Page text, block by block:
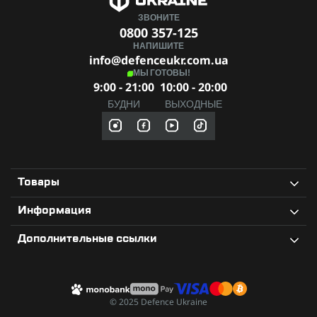
ЗВОНИТЕ
0800 357-125
НАПИШИТЕ
info@defenceukr.com.ua
МЫ ГОТОВЫ!
9:00 - 21:00
БУДНИ
10:00 - 20:00
ВЫХОДНЫЕ
Товары
Информация
Дополнительные ссылки
© 2025 Defence Ukraine